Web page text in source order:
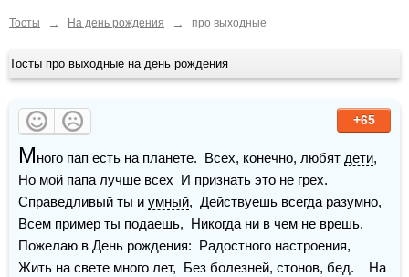
Тосты → На день рождения → про выходные
Тосты про выходные на день рождения
+65
Много пап есть на планете.  Всех, конечно, любят дети,
Но мой папа лучше всех  И признать это не грех.
Справедливый ты и умный,  Действуешь всегда разумно,
Всем пример ты подаешь,  Никогда ни в чем не врешь.
Пожелаю в День рождения:  Радостного настроения,
Жить на свете много лет,  Без болезней, стонов, бед.    На